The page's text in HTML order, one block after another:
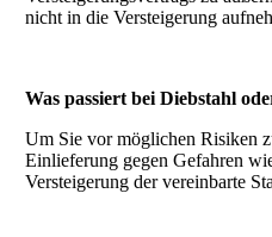
nicht in die Versteigerung
Was passiert bei Diebstahl
Um Sie vor möglichen Risiken
Einlieferung gegen Gefahren
Versteigerung der vereinbarte